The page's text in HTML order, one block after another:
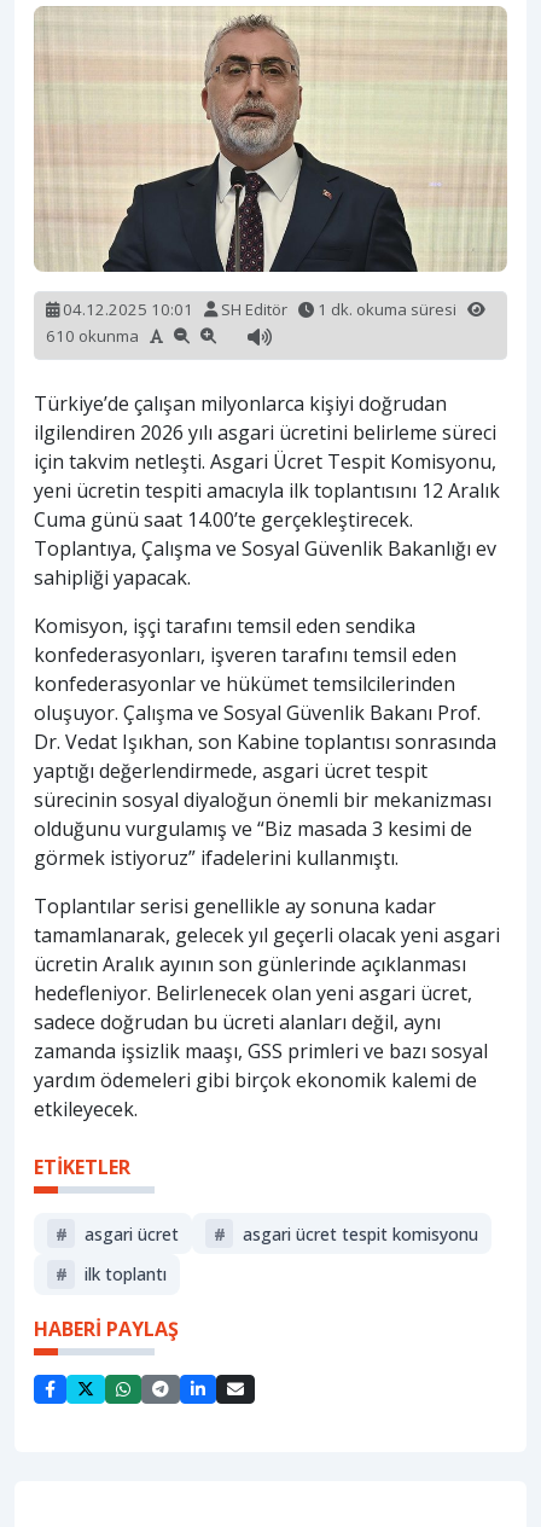
04.12.2025 10:01 SH Editör
1 dk. okuma süresi
610 okunma
Türkiye’de çalışan milyonlarca kişiyi doğrudan
ilgilendiren 2026 yılı asgari ücretini belirleme süreci
için takvim netleşti. Asgari Ücret Tespit Komisyonu,
yeni ücretin tespiti amacıyla ilk toplantısını 12 Aralık
Cuma günü saat 14.00’te gerçekleştirecek.
Toplantıya, Çalışma ve Sosyal Güvenlik Bakanlığı ev
sahipliği yapacak.
Komisyon, işçi tarafını temsil eden sendika
konfederasyonları, işveren tarafını temsil eden
konfederasyonlar ve hükümet temsilcilerinden
oluşuyor. Çalışma ve Sosyal Güvenlik Bakanı Prof.
Dr. Vedat Işıkhan, son Kabine toplantısı sonrasında
yaptığı değerlendirmede, asgari ücret tespit
sürecinin sosyal diyaloğun önemli bir mekanizması
olduğunu vurgulamış ve “Biz masada 3 kesimi de
görmek istiyoruz” ifadelerini kullanmıştı.
Toplantılar serisi genellikle ay sonuna kadar
tamamlanarak, gelecek yıl geçerli olacak yeni asgari
ücretin Aralık ayının son günlerinde açıklanması
hedefleniyor. Belirlenecek olan yeni asgari ücret,
sadece doğrudan bu ücreti alanları değil, aynı
zamanda işsizlik maaşı, GSS primleri ve bazı sosyal
yardım ödemeleri gibi birçok ekonomik kalemi de
etkileyecek.
ETİKETLER
# asgari ücret #
asgari ücret tespit komisyonu
#
ilk toplantı
HABERİ PAYLAŞ